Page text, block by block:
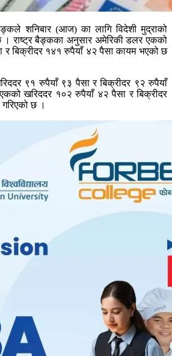
शनिबार (आज) का लागि विदेशी मुद्राको
छ । राष्ट्र बैङ्कका अनुसार अमेरिकी डलर एकको
र बिक्रीदर १४१ रुपैयाँ ४२ पैसा कायम भएको छ
९१ रुपैयाँ ९३ पैसा र बिक्रीदर ९२ रुपैयाँ
खरिददर १०२ रुपैयाँ ४२ पैसा र बिक्रीदर
छ ।